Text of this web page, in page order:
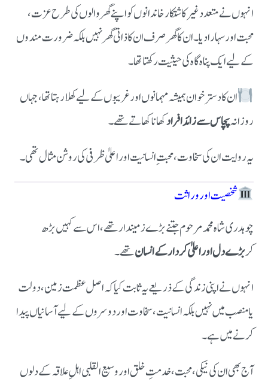
انہوں نے متعدد غیر کاشتکار خاندانوں کو اپنے گھر والوں کی طرح عزت،
محبت اور سہارا دیا۔ ان کا گھر صرف ان کا ذاتی گھر نہیں بلکہ ضرورت مندوں
کے لیے ایک پناہ گاہ کی حیثیت رکھتا تھا۔
ان کا دسترخوان ہمیشہ مہمانوں اور غریبوں کے لیے کھلا رہتا تھا، جہاں
روزانہپچاس سے زائد افرادکھانا کھاتے تھے۔
یہ روایت ان کی سخاوت، محبتِ انسانیت اور اعلیٰ ظرفی کی روشن مثال تھی۔
شخصیت اور وراثت
چوہدری شاہ محمد مرحوم جتنے بڑے زمیندار تھے، اس سے کہیں بڑھ
کربڑے دل اور اعلیٰ کردار کے انسانتھے۔
انہوں نے اپنی زندگی کے ذریعے یہ ثابت کیا کہ اصل عظمت زمین، دولت
یا منصب میں نہیں بلکہ انسانیت، سخاوت اور دوسروں کے لیے آسانیاں پیدا
کرنے میں ہے۔
آج بھی ان کی نیکی، محبت، خدمتِ خلق اور وسیع القلبی اہلِ علاقہ کے دلوں